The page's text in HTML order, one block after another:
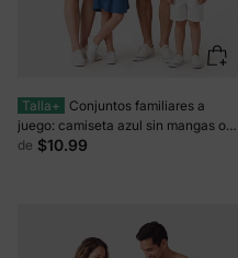
Talla+
Conjuntos familiares a
juego: camiseta azul sin mangas o
vestido fluido de tirantes en forma
de $10.99